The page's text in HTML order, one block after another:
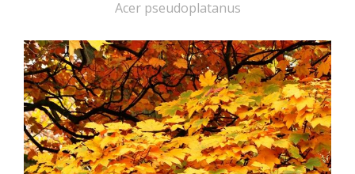
Acer pseudoplatanus